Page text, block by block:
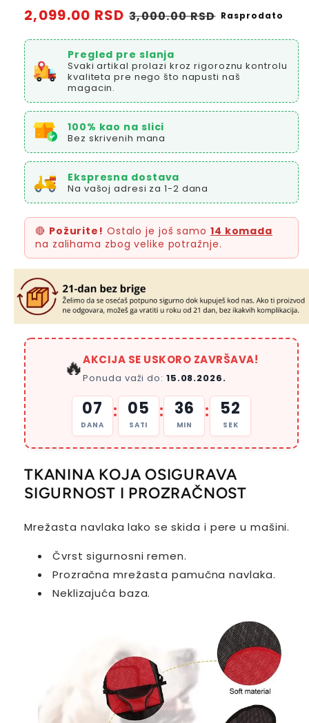
Redovna
cena
2,099.00 RSD Prodajna
cena
3,000.00 RSD Rasprodato
Pregled pre slanja
Svaki artikal prolazi kroz rigoroznu kontrolu
kvaliteta pre nego što napusti naš
magacin.
100% kao na slici
Bez skrivenih mana
Ekspresna dostava
Na vašoj adresi za 1-2 dana
🔴 Požurite! Ostalo je još samo 14 komada
na zalihama zbog velike potražnje.
🔥AKCIJA SE USKORO ZAVRŠAVA!
Ponuda važi do: 15.08.2026.
07
DANA
: 05
SATI
: 36
MIN
: 51
SEK
TKANINA KOJA OSIGURAVA
SIGURNOST I PROZRAČNOST
Mrežasta navlaka lako se skida i pere u mašini.
Čvrst sigurnosni remen.
Prozračna mrežasta pamučna navlaka.
Neklizajuća baza.